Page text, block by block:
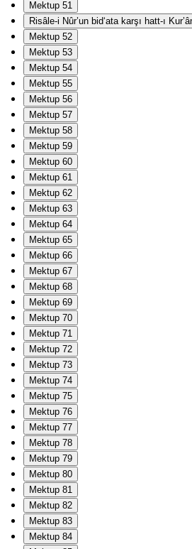
Mektup 51
Risâle-i Nûr’un bid‘ata karşı hatt-ı
Mektup 52
Mektup 53
Mektup 54
Mektup 55
Mektup 56
Mektup 57
Mektup 58
Mektup 59
Mektup 60
Mektup 61
Mektup 62
Mektup 63
Mektup 64
Mektup 65
Mektup 66
Mektup 67
Mektup 68
Mektup 69
Mektup 70
Mektup 71
Mektup 72
Mektup 73
Mektup 74
Mektup 75
Mektup 76
Mektup 77
Mektup 78
Mektup 79
Mektup 80
Mektup 81
Mektup 82
Mektup 83
Mektup 84